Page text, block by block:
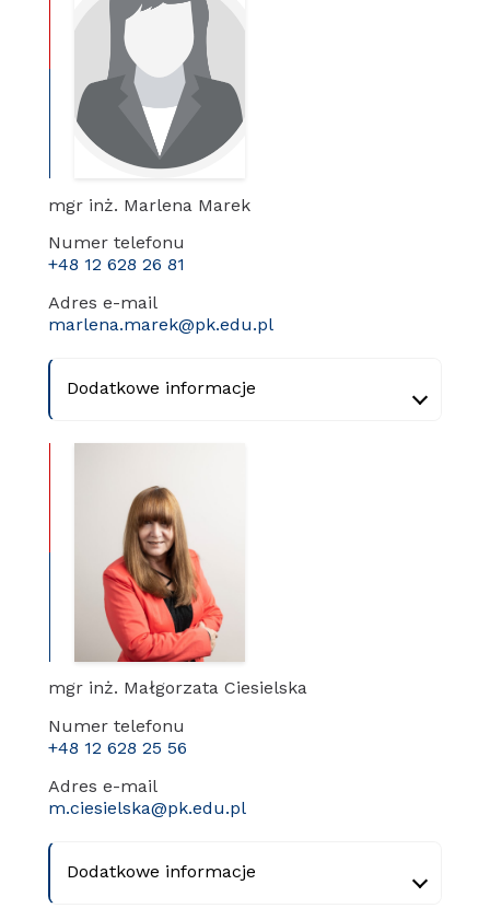
mgr inż. Marlena Marek
Numer telefonu
+48 12 628 26 81
Adres e-mail
marlena.marek@pk.edu.pl
Dodatkowe informacje
mgr inż. Małgorzata Ciesielska
Numer telefonu
+48 12 628 25 56
Adres e-mail
m.ciesielska@pk.edu.pl
Dodatkowe informacje